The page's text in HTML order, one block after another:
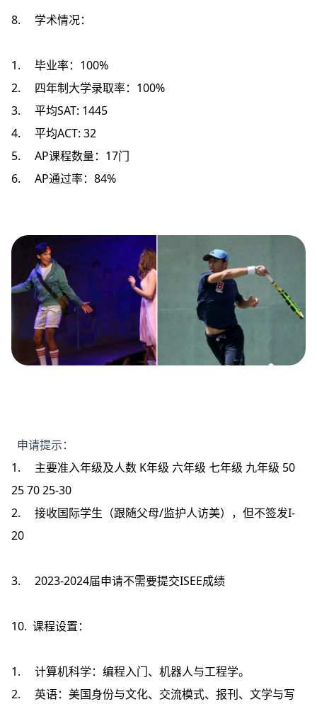
8. 学术情况：
1. 毕业率：100%
2. 四年制大学录取率：100%
3. 平均SAT: 1445
4. 平均ACT: 32
5. AP课程数量：17门
6. AP通过率：84%
申请提示：
1. 主要准入年级及人数 K年级 六年级 七年级 九年级 50
257025-30
2. 接收国际学生（跟随父母/监护人访美），但不签发I-
20
3. 2023-2024届申请不需要提交ISEE成绩
10. 课程设置：
1. 计算机科学：编程入门、机器人与工程学。
2. 英语：美国身份与文化、交流模式、报刊、文学与写